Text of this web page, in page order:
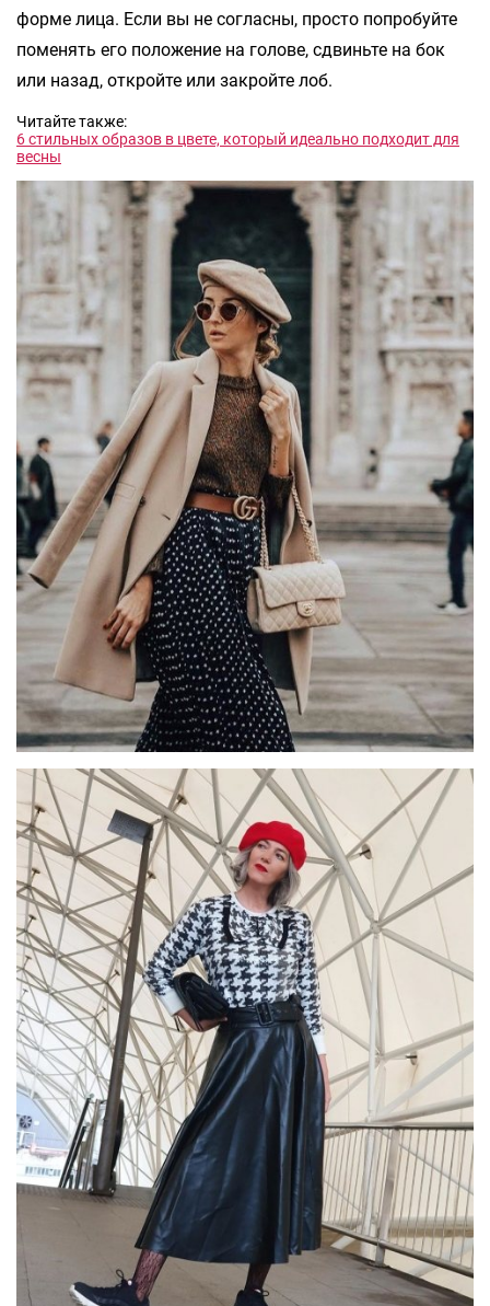
форме лица. Если вы не согласны, просто попробуйте
поменять его положение на голове, сдвиньте на бок
или назад, откройте или закройте лоб.
Читайте также:
6 стильных образов в цвете, который идеально подходит для
весны